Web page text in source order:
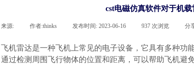
cst电磁仿真软件对于机
来源: 作者:thinks 发布时间: 2023-06-16 937 次浏览 分
飞机雷达是一种飞机上常见的电子设备，它具有多种功
通过检测周围飞行物体的位置和距离，可以帮助飞机避